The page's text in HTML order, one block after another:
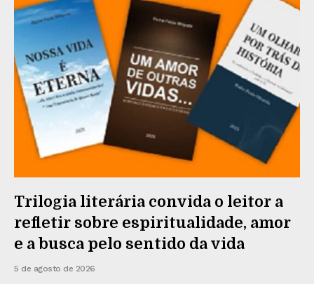
Trilogia literária convida o leitor a
refletir sobre espiritualidade, amor
e a busca pelo sentido da vida
5 de agosto de 2026